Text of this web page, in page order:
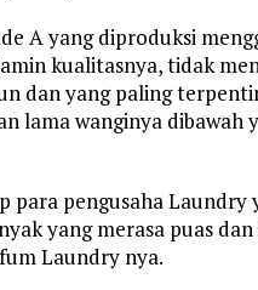
A yang diproduksi
kualitasnya, tidak
dan yang paling
lama wanginya dibawah
para pengusaha
yang merasa puas
Laundry nya.